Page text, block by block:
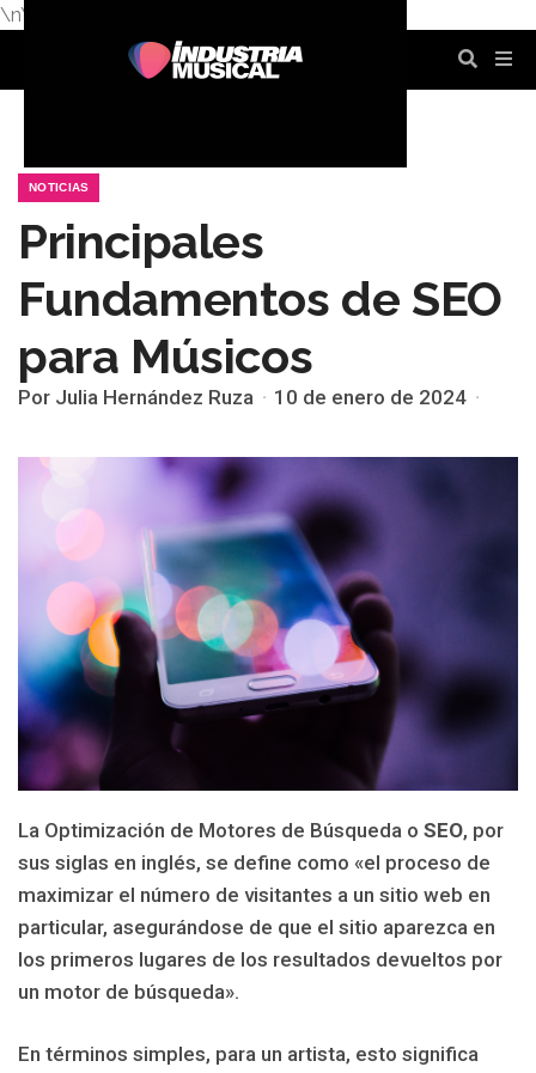
\n\n
NOTICIAS
Principales
Fundamentos de SEO
para Músicos
Por Julia Hernández Ruza 10 de enero de 2024
La Optimización de Motores de Búsqueda o SEO, por
sus siglas en inglés, se define como «el proceso de
maximizar el número de visitantes a un sitio web en
particular, asegurándose de que el sitio aparezca en
los primeros lugares de los resultados devueltos por
un motor de búsqueda».
En términos simples, para un artista, esto significa